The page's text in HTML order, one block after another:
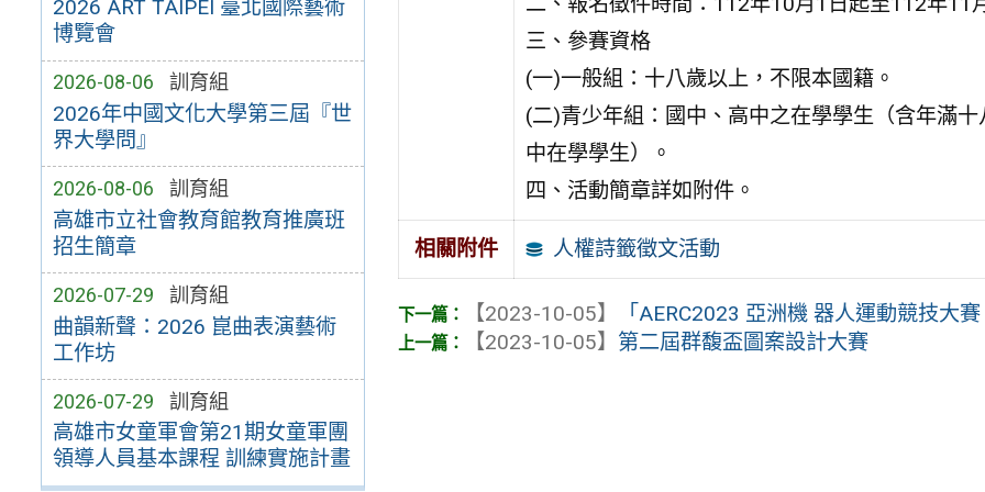
2026 ART TAIPEI 臺北國際藝術
博覽會
2026-08-06 訓育組
2026年中國文化大學第三屆『世
界大學問』
2026-08-06 訓育組
高雄市立社會教育館教育推廣班
招生簡章
2026-07-29 訓育組
曲韻新聲：2026 崑曲表演藝術
工作坊
2026-07-29 訓育組
高雄市女童軍會第21期女童軍團
領導人員基本課程 訓練實施計畫
三、參賽資格
(一)一般組：十八歲以上，不限本國籍。
(二)青少年組：國中、高中之在學學生（含年滿十
中在學學生）。
四、活動簡章詳如附件。
相關附件 人權詩籤徵文活動
【2023-10-05】
「AERC2023 亞洲機 器人運動競技大賽
【2023-10-05】 第二屆群馥盃圖案設計大賽